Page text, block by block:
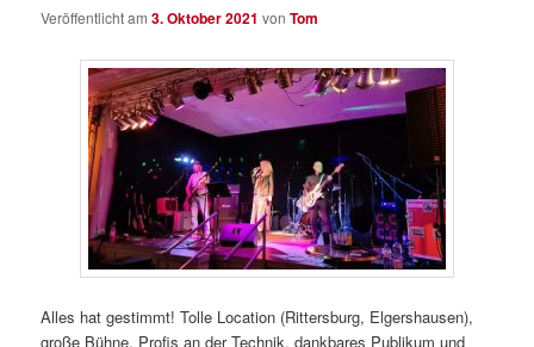
Veröffentlicht am3. Oktober 2021 vonTom
Alles hat gestimmt! Tolle Location (Rittersburg, Elgershausen),
große Bühne, Profis an der Technik, dankbares Publikum und